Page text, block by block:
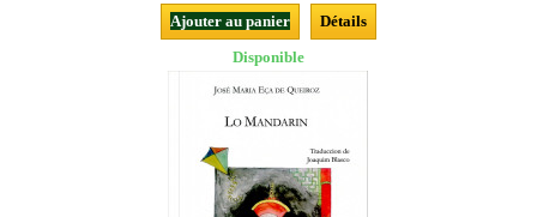
Ajouter au panier
Détails
Disponible